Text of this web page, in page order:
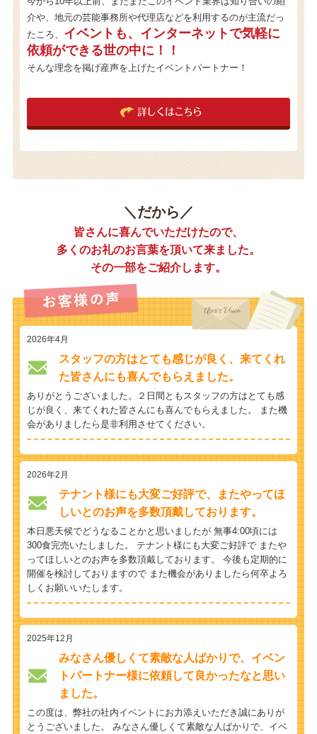
介や、地元の芸能事務所や代理店などを利用するのが主流だっ
たころ、 イベントも、インターネットで気軽に
依頼ができる世の中に！！
そんな理念を掲げ産声を上げたイベントパートナー！
詳しくはこちら
＼だから／
皆さんに喜んでいただけたので、
多くのお礼のお言葉を頂いて来ました。
その一部をご紹介します。
2026年4月
スタッフの方はとても感じが良く、来てくれ
た皆さんにも喜んでもらえました。
ありがとうございました。２日間ともスタッフの方はとても感
じが良く、来てくれた皆さんにも喜んでもらえました。 また機
会がありましたら是非利用させてください。
2026年2月
テナント様にも大変ご好評で、またやってほ
しいとのお声を多数頂戴しております。
本日悪天候でどうなることかと思いましたが 無事4:00頃には
300食完売いたしました。 テナント様にも大変ご好評で またや
ってほしいとのお声を多数頂戴しております。 今後も定期的に
開催を検討しておりますので また機会がありましたら何卒よろ
しくお願いいたします。
2025年12月
みなさん優しくて素敵な人ばかりで、イベン
トパートナー様に依頼して良かったなと思い
ました。
この度は、弊社の社内イベントにお力添えいただき誠にありが
とうございました。 みなさん優しくて素敵な人ばかりで、イベ